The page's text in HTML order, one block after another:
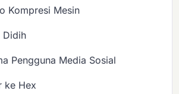
Kompresi Mesin
Didih
Pengguna Media Sosial
ke Hex